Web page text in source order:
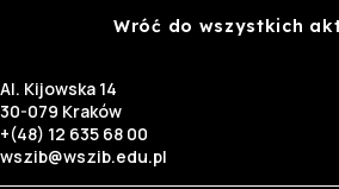
Wróć do wszystkich
Al. Kijowska 14
30-079 Kraków
+(48) 12 635 68 00
wszib@wszib.edu.pl